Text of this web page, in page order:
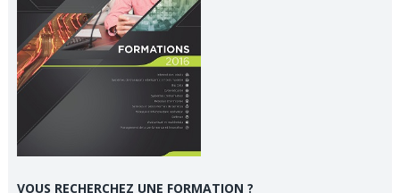
VOUS RECHERCHEZ UNE FORMATION ?